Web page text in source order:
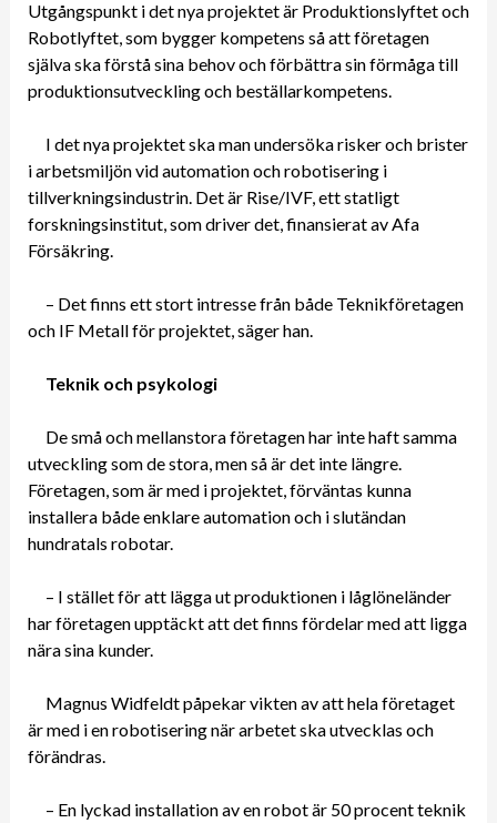
Utgångspunkt i det nya projektet är Produktionslyftet och
Robotlyftet, som bygger kompetens så att företagen
själva ska förstå sina behov och förbättra sin förmåga till
produktionsutveckling och beställarkompetens.
I det nya projektet ska man undersöka risker och brister
i arbetsmiljön vid automation och robotisering i
tillverkningsindustrin. Det är Rise/IVF, ett statligt
forskningsinstitut, som driver det, finansierat av Afa
Försäkring.
– Det finns ett stort intresse från både Teknikföretagen
och IF Metall för projektet, säger han.
Teknik och psykologi
De små och mellanstora företagen har inte haft samma
utveckling som de stora, men så är det inte längre.
Företagen, som är med i projektet, förväntas kunna
installera både enklare automation och i slutändan
hundratals robotar.
– I stället för att lägga ut produktionen i låglöneländer
har företagen upptäckt att det finns fördelar med att ligga
nära sina kunder.
Magnus Widfeldt påpekar vikten av att hela företaget
är med i en robotisering när arbetet ska utvecklas och
förändras.
– En lyckad installation av en robot är 50 procent teknik